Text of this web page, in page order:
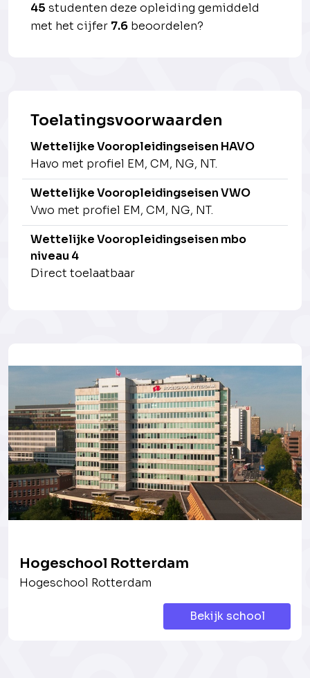
45 studenten deze opleiding gemiddeld
met het cijfer 7.6 beoordelen?
Toelatingsvoorwaarden
Wettelijke Vooropleidingseisen HAVO
Havo met profiel EM, CM, NG, NT.
Wettelijke Vooropleidingseisen VWO
Vwo met profiel EM, CM, NG, NT.
Wettelijke Vooropleidingseisen mbo
niveau 4
Direct toelaatbaar
Hogeschool Rotterdam
Hogeschool Rotterdam
Bekijk school